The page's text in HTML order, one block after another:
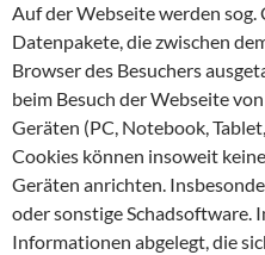
Auf der Webseite werden sog.
Datenpakete, die zwischen
Browser des Besuchers
beim Besuch der Webseite
Geräten (PC, Notebook,
Cookies können insoweit
Geräten anrichten.
oder sonstige Schadsoftware.
Informationen abgelegt, die